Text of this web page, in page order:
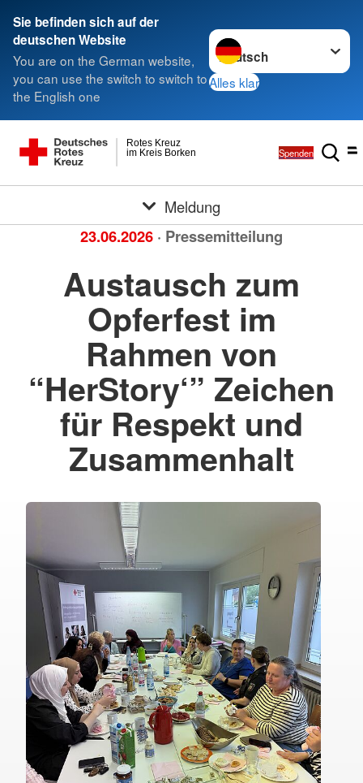
Sie befinden sich auf der
deutschen Website
You are on the German website,
you can use the switch to switch to
the English one
Sprache wechseln zu
Alles klar
im Kreis Borken
Rotes Kreuz
Spenden
Meldung
23.06.2026 · Pressemitteilung
Austausch zum
Opferfest im
Rahmen von
“HerStory‘” Zeichen
für Respekt und
Zusammenhalt